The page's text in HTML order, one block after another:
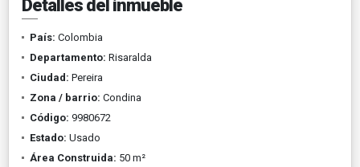
Detalles del inmueble
País: Colombia
Departamento: Risaralda
Ciudad: Pereira
Zona / barrio: Condina
Código: 9980672
Estado: Usado
Área Construida: 50 m²